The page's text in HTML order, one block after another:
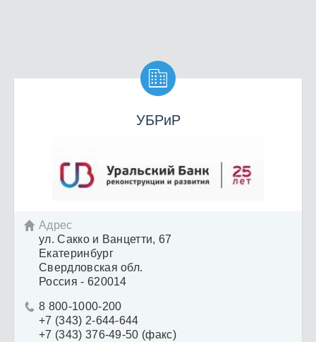

УБРиР
 Адрес
ул. Сакко и Ванцетти, 67
Екатеринбург
Свердловская обл.
Россия - 620014
 8 800-1000-200
+7 (343) 2-644-644
+7 (343) 376-49-50 (факс)